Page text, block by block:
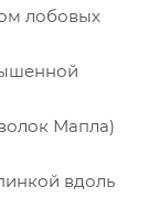
лобовых
Мапла)
вдоль